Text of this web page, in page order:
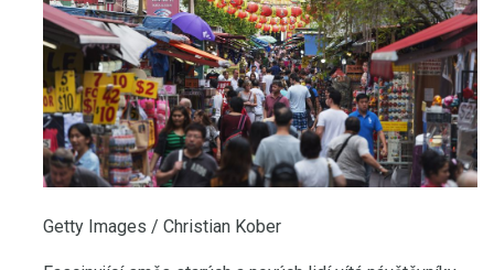
Getty Images / Christian Kober